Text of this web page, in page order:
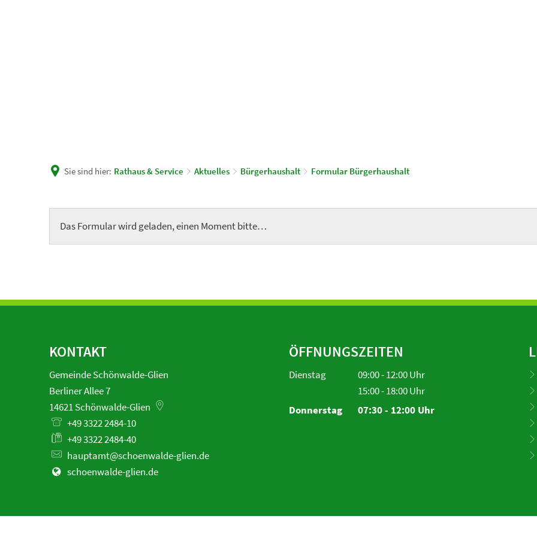
Sie sind hier: Rathaus & Service Aktuelles Bürgerhaushalt Formular Bürgerhaushalt
Formular
Bürgerhaushalt
Das Formular wird geladen, einen Moment bitte…
KONTAKT
Gemeinde Schönwalde-Glien
Berliner Allee 7
14621Schönwalde-Glien
+49 3322 2484-10
+49 3322 2484-40
hauptamt@schoenwalde-glien.de
schoenwalde-glien.de
ÖFFNUNGSZEITEN
Dienstag 09:00-12:00Uhr
Von 09:00 bis 12:00 Uhr
15:00-18:00Uhr
Von 15:00 bis 18:00 Uhr
Donnerstag 07:30- 12:00 Uhr